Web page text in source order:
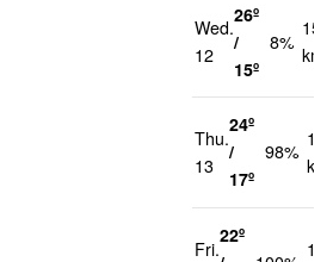
Wed.
12
26º
/
15º
8%
15
Thu.
13
24º
/
17º
98%
12
Fri.
22º
13